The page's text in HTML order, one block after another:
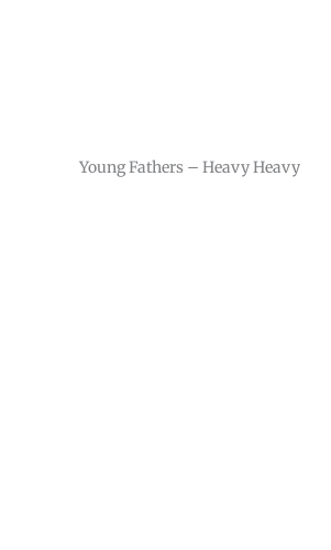
Young Fathers – Heavy Heavy